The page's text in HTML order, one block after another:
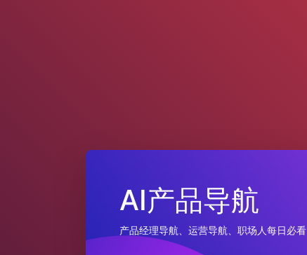
AI产品导航
产品经理导航、运营导航、职场人每日必看